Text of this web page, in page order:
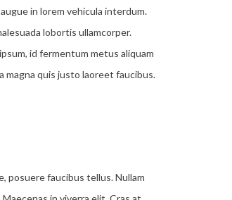
in lorem vehicula interdum.
lobortis ullamcorper.
id fermentum metus aliquam
magna quis justo laoreet faucibus.
posuere faucibus tellus. Nullam